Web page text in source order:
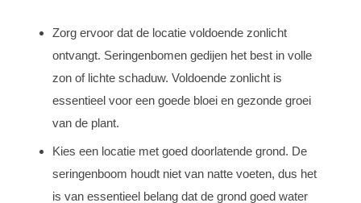
Zorg ervoor dat de locatie voldoende zonlicht
ontvangt. Seringenbomen gedijen het best in volle
zon of lichte schaduw. Voldoende zonlicht is
essentieel voor een goede bloei en gezonde groei
van de plant.
Kies een locatie met goed doorlatende grond. De
seringenboom houdt niet van natte voeten, dus het
is van essentieel belang dat de grond goed water